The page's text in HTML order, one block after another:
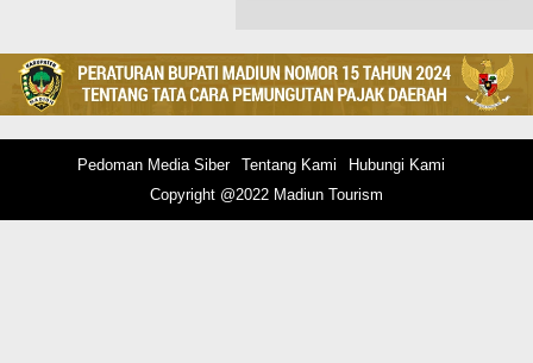
Pedoman Media Siber Tentang Kami
Hubungi Kami
Copyright @2022 Madiun Tourism